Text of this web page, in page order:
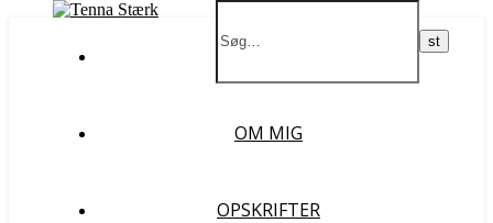
FORSIDE
OM MIG
OPSKRIFTER